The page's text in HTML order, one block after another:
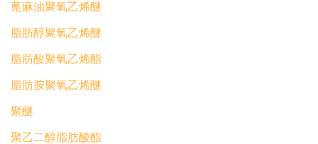
蓖麻油聚氧乙烯醚
脂肪醇聚氧乙烯醚
脂肪酸聚氧乙烯酯
脂肪胺聚氧乙烯醚
聚醚
聚乙二醇脂肪酸酯